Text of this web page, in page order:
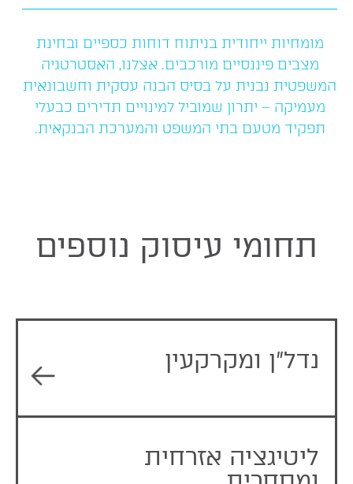
מומחיות ייחודית בניתוח דוחות כספיים ובחינת
מצבים פיננסיים מורכבים. אצלנו, האסטרטגיה
המשפטית נבנית על בסיס הבנה עסקית וחשבונאית
מעמיקה – יתרון שמוביל למינויים תדירים כבעלי
תפקיד מטעם בתי המשפט והמערכת הבנקאית.
תחומי עיסוק נוספים
נדל”ן ומקרקעין
ליטיגציה אזרחית